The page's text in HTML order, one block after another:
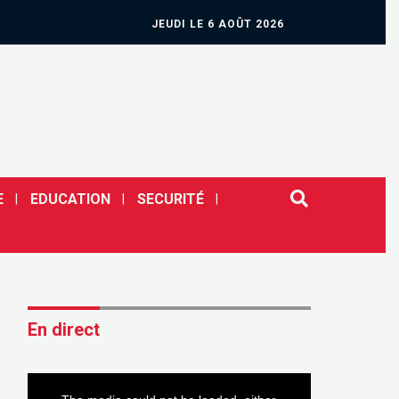
JEUDI LE 6 AOÛT 2026
EDUCATION SECURITÉ
En direct